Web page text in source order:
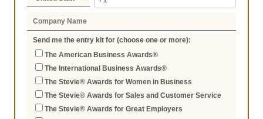
Send me the entry kit for (choose one or more):
The American Business Awards®
The International Business Awards®
The Stevie® Awards for Women in Business
The Stevie® Awards for Sales and Customer Service
The Stevie® Awards for Great Employers